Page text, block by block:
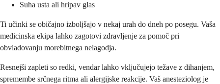
Suha usta ali hripav glas
Ti učinki se običajno izboljšajo v nekaj urah do dneh po posegu. Vaša
medicinska ekipa lahko zagotovi zdravljenje za pomoč pri
obvladovanju morebitnega nelagodja.
Resnejši zapleti so redki, vendar lahko vključujejo težave z dihanjem,
spremembe srčnega ritma ali alergijske reakcije. Vaš anesteziolog je